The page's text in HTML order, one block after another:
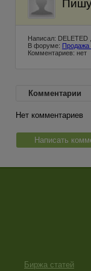
Написал: DELETED
В форуме: Продажа
Комментариев: нет
Комментарии
Нет комментариев
Написать
Биржа статей